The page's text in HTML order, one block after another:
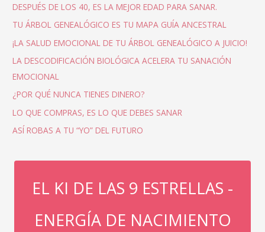
DESPUÉS DE LOS 40, ES LA MEJOR EDAD PARA SANAR.
TU ÁRBOL GENEALÓGICO ES TU MAPA GUÍA ANCESTRAL
¡LA SALUD EMOCIONAL DE TU ÁRBOL GENEALÓGICO A JUICIO!
LA DESCODIFICACIÓN BIOLÓGICA ACELERA TU SANACIÓN
EMOCIONAL
¿POR QUÉ NUNCA TIENES DINERO?
LO QUE COMPRAS, ES LO QUE DEBES SANAR
ASÍ ROBAS A TU “YO” DEL FUTURO
EL KI DE LAS 9 ESTRELLAS -
ENERGÍA DE NACIMIENTO